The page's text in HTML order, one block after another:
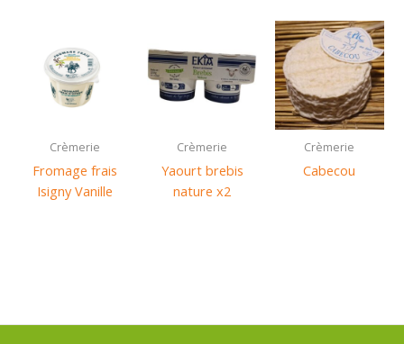
Crèmerie
Fromage frais
Isigny Vanille
Crèmerie
Yaourt brebis
nature x2
Crèmerie
Cabecou